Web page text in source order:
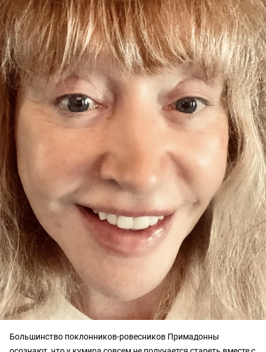
Большинство поклонников-ровесников Примадонны